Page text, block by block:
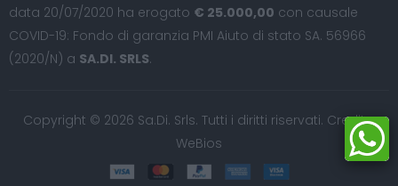
data 20/07/2020 ha erogato € 25.000,00 con causale
COVID-19: Fondo di garanzia PMI Aiuto di stato SA. 56966
(2020/N) a SA.DI. SRLS.
Copyright © 2026 Sa.Di. Srls. Tutti i diritti riservati. Credits:
WeBios